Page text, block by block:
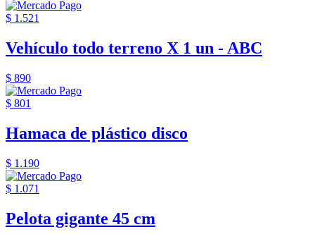
$ 1.521
Vehículo todo terreno X 1 un - ABC
$ 890
$ 801
Hamaca de plástico disco
$ 1.190
$ 1.071
Pelota gigante 45 cm